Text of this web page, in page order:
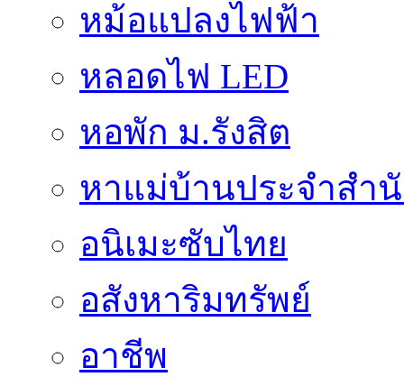
หม้อแปลงไฟฟ้า
หลอดไฟ LED
หอพัก ม.รังสิต
หาแม่บ้านประจำสำ
อนิเมะซับไทย
อสังหาริมทรัพย์
อาชีพ